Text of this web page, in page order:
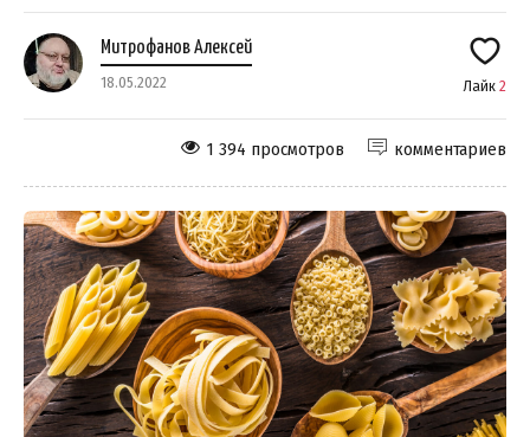
Митрофанов Алексей
18.05.2022 Лайк 2
комментариев
1 394 просмотров